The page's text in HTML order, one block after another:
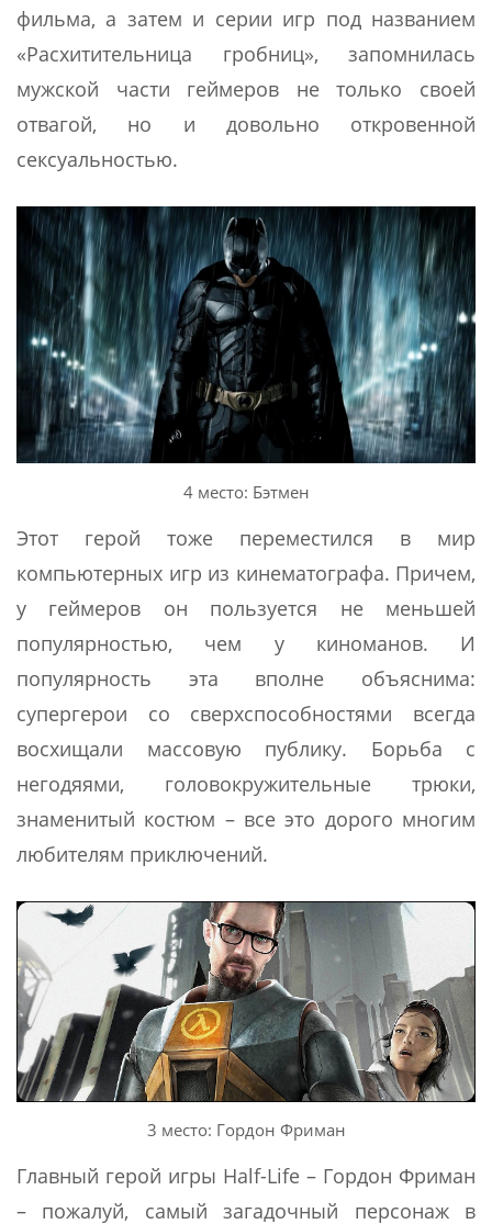
фильма, а затем и серии игр под названием
«Расхитительница гробниц», запомнилась
мужской части геймеров не только своей
отвагой, но и довольно откровенной
сексуальностью.
4 место: Бэтмен
Этот герой тоже переместился в мир
компьютерных игр из кинематографа. Причем,
у геймеров он пользуется не меньшей
популярностью, чем у киноманов. И
популярность эта вполне объяснима:
супергерои со сверхспособностями всегда
восхищали массовую публику. Борьба с
негодяями, головокружительные трюки,
знаменитый костюм – все это дорого многим
любителям приключений.
3 место: Гордон Фриман
Главный герой игры Half-Life – Гордон Фриман
– пожалуй, самый загадочный персонаж в